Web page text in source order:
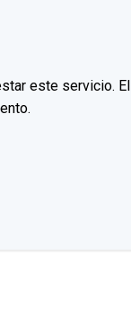
este servicio. El